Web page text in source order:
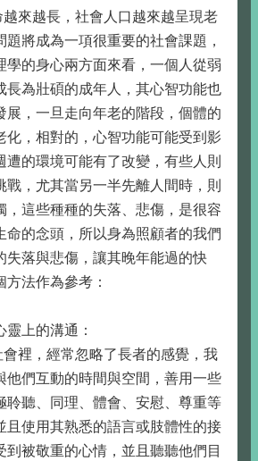
來越長，社會人口越來越呈現老
題將成為一項很重要的社會課題，
學的身心兩方面來看，一個人從弱
長為壯碩的成年人，其心智功能也
展，一旦走向年老的階段，個體的
化，相對的，心智功能可能受到影
遭的環境可能有了改變，有些人則
戰，尤其當另一半先離人間時，則
，這些種種的失落、悲傷，是很容
命的念頭，所以身為照顧者的我們
失落與悲傷，讓其晚年能過的快
法作為參考：
上的溝通：
裡，經常忽略了長者的感覺，我
他們互動的時間與空間，善用一些
聆聽、同理、體會、安慰、尊重等
且使用其熟悉的語言或肢體性的接
到被敬重的心情，並且聽聽他們目